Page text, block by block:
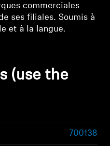
commerciales
ses filiales. Soumis à
et à la langue.
(use the
700138